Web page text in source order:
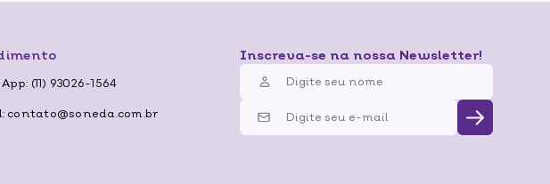
(11) 93026-1564
contato@soneda.com.br
Inscreva-se na nossa Newsletter!